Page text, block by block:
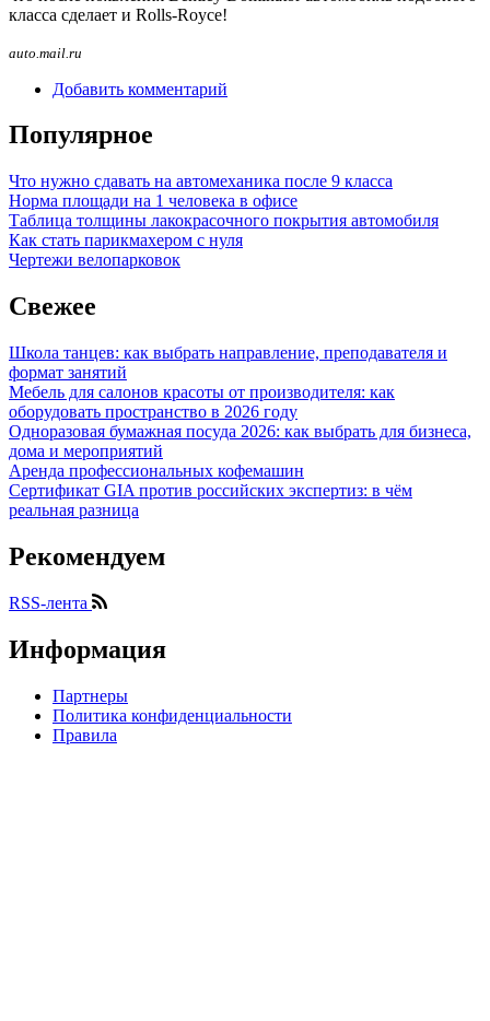
класса сделает и Rolls-Royce!
auto.mail.ru
Добавить комментарий
Популярное
Что нужно сдавать на автомеханика после 9 класса
Норма площади на 1 человека в офисе
Таблица толщины лакокрасочного покрытия автомобиля
Как стать парикмахером с нуля
Чертежи велопарковок
Свежее
Школа танцев: как выбрать направление, преподавателя и
формат занятий
Мебель для салонов красоты от производителя: как
оборудовать пространство в 2026 году
Одноразовая бумажная посуда 2026: как выбрать для бизнеса,
дома и мероприятий
Аренда профессиональных кофемашин
Сертификат GIA против российских экспертиз: в чём
реальная разница
Рекомендуем
RSS-лента
Информация
Партнеры
Политика конфиденциальности
Правила